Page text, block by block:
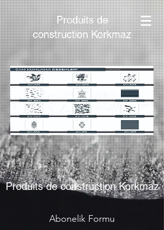
Produits de
construction Korkmaz
Produits de construction Korkmaz
Abonelik Formu